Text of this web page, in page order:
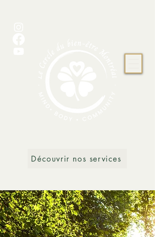
Découvrir nos services